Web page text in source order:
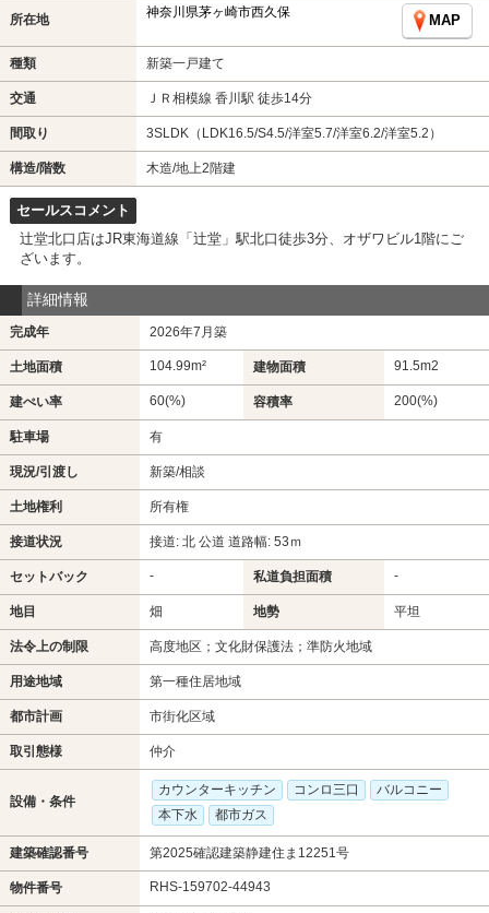
所在地 神奈川県茅ヶ崎市西久保
MAP
種類 新築一戸建て
交通 ＪＲ相模線 香川駅 徒歩14分
間取り 3SLDK（LDK16.5/S4.5/洋室5.7/洋室6.2/洋室5.2）
構造/階数 木造/地上2階建
セールスコメント
辻堂北口店はJR東海道線「辻堂」駅北口徒歩3分、オザワビル1階にご
ざいます。
詳細情報
完成年 2026年7月築
土地面積 104.99m² 建物面積 91.5m2
建ぺい率 60(%) 容積率 200(%)
駐車場 有
現況/引渡し 新築/相談
土地権利 所有権
接道状況 接道: 北 公道 道路幅: 53ｍ
セットバック - 私道負担面積 -
地目 畑 地勢 平坦
法令上の制限 高度地区；文化財保護法；準防火地域
用途地域 第一種住居地域
都市計画 市街化区域
取引態様 仲介
設備・条件
カウンターキッチン コンロ三口
バルコニー
本下水
都市ガス
建築確認番号 第2025確認建築静建住ま12251号
物件番号 RHS-159702-44943